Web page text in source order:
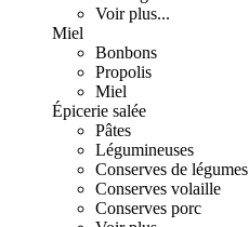
Voir plus...
Miel
Bonbons
Propolis
Miel
Épicerie salée
Pâtes
Légumineuses
Conserves de légumes
Conserves volaille
Conserves porc